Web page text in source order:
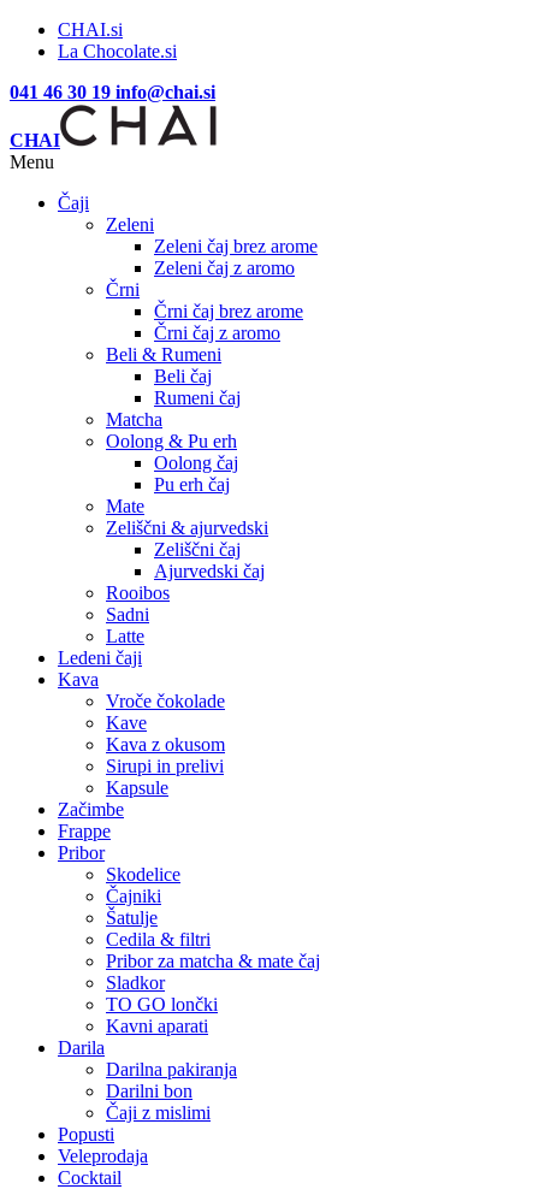
CHAI.si
La Chocolate.si
041 46 30 19 info@chai.si
CHAI
Menu
Čaji
Zeleni
Zeleni čaj brez arome
Zeleni čaj z aromo
Črni
Črni čaj brez arome
Črni čaj z aromo
Beli & Rumeni
Beli čaj
Rumeni čaj
Matcha
Oolong & Pu erh
Oolong čaj
Pu erh čaj
Mate
Zeliščni & ajurvedski
Zeliščni čaj
Ajurvedski čaj
Rooibos
Sadni
Latte
Ledeni čaji
Kava
Vroče čokolade
Kave
Kava z okusom
Sirupi in prelivi
Kapsule
Začimbe
Frappe
Pribor
Skodelice
Čajniki
Šatulje
Cedila & filtri
Pribor za matcha & mate čaj
Sladkor
TO GO lončki
Kavni aparati
Darila
Darilna pakiranja
Darilni bon
Čaji z mislimi
Popusti
Veleprodaja
Cocktail